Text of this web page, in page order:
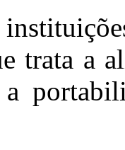
trata a
a